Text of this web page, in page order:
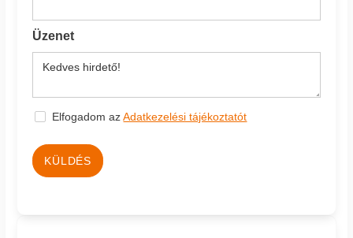
Üzenet
Elfogadom azAdatkezelési tájékoztatót
KÜLDÉS